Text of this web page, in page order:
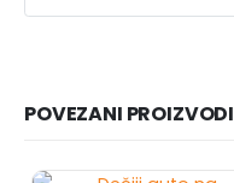
POVEZANI PROIZVODI